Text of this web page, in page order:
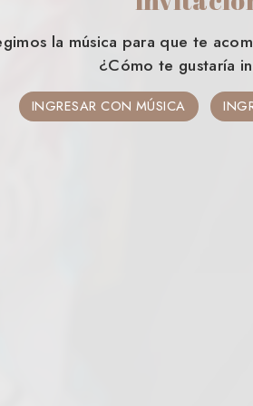
la música para que te
¿Cómo te gustaría
INGRESAR CON MÚSICA